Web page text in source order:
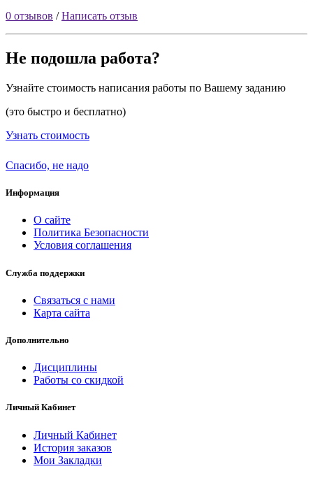
0 отзывов /Написать отзыв
Не подошла работа?
Узнайте стоимость написания работы по Вашему заданию
(это быстро и бесплатно)
Узнать стоимость
Спасибо, не надо
Информация
О сайте
Политика Безопасности
Условия соглашения
Служба поддержки
Связаться с нами
Карта сайта
Дополнительно
Дисциплины
Работы со скидкой
Личный Кабинет
Личный Кабинет
История заказов
Мои Закладки